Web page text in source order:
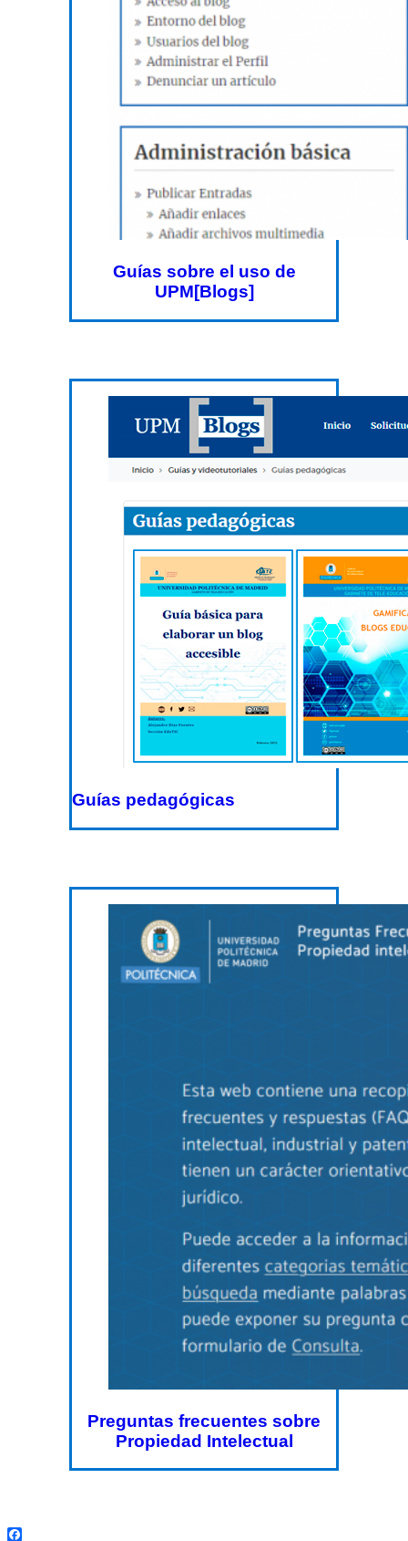
Guías sobre el uso de
UPM[Blogs]
Guías pedagógicas
Preguntas frecuentes sobre
Propiedad Intelectual